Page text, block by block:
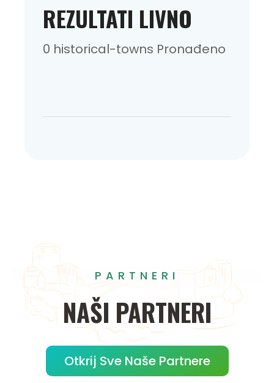
REZULTATI LIVNO
0 historical-towns Pronađeno
PARTNERI
NAŠI PARTNERI
Otkrij Sve Naše Partnere